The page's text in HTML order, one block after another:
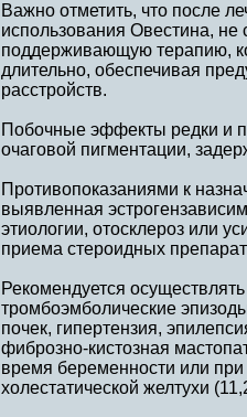
Важно отметить, что после
использования Овестина, не
поддерживающую терапию,
длительно, обеспечивая
расстройств.
Побочные эффекты редки и
очаговой пигментации,
Противопоказаниями к
выявленная
этиологии, отосклероз или
приема стероидных
Рекомендуется
тромбоэмболические
почек, гипертензия,
фиброзно-кистозная
время беременности или
холестатической желтухи